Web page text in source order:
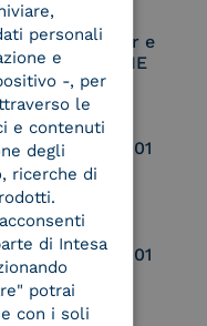
Provider e
Aggregatore CIE
UNI EN ISO 37001
UNI EN ISO 27001
personali
e
-, per
le
e contenuti
degli
ricerche di
di Intesa
potrai
con i soli